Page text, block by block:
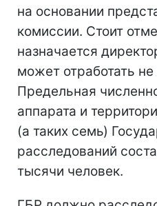
на основании
комиссии. Стоит
назначается
может отработать
Предельная
аппарата и
(а таких семь)
расследований
тысячи человек.